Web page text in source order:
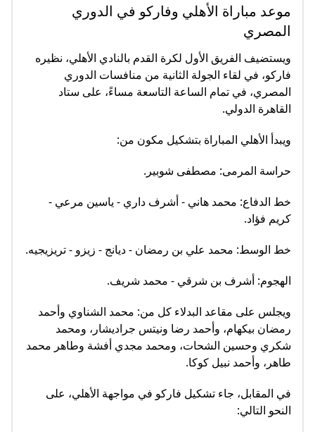
موعد مباراة الأهلي وفاركو في الدوري
المصري
ويستضيف الفريق الأول لكرة القدم بالنادي الأهلي، نظيره
فاركو، في لقاء الجولة الثانية من منافسات الدوري
المصري، في تمام الساعة التاسعة مساءً، على ستاد
القاهرة الدولي.
ويبدأ الأهلي المباراة بتشكيل مكون من:
حراسة المرمى: مصطفى شوبير.
خط الدفاع: محمد هاني - أشرف داري - ياسين مرعي -
كريم فؤاد.
خط الوسط: محمد علي بن رمضان - ديانج - زيزو - تريزيجيه.
الهجوم: أشرف بن شرقي - محمد شريف.
ويجلس على مقاعد البدلاء كل من: محمد الشناوي وأحمد
رمضان بيكهام، وأحمد رضا ونيتس جراديشار، ومحمد
شكري وحسين الشحات، ومحمد مجدي أفشة وطاهر محمد
طاهر، وأحمد نبيل كوكا.
في المقابل، جاء تشكيل فاركو في مواجهة الأهلي، على
النحو التالي: